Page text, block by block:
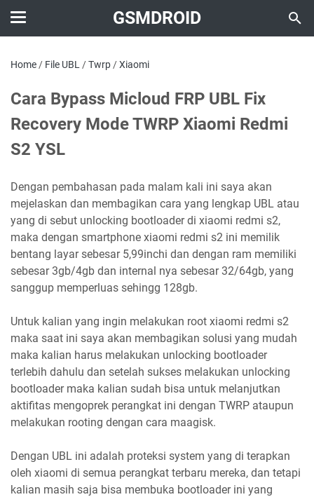
GSMDROID
Home / File UBL /Twrp /Xiaomi
Cara Bypass Micloud FRP UBL Fix
Recovery Mode TWRP Xiaomi Redmi
S2 YSL
Dengan pembahasan pada malam kali ini saya akan
mejelaskan dan membagikan cara yang lengkap UBL atau
yang di sebut unlocking bootloader di xiaomi redmi s2,
maka dengan smartphone xiaomi redmi s2 ini memilik
bentang layar sebesar 5,99inchi dan dengan ram memiliki
sebesar 3gb/4gb dan internal nya sebesar 32/64gb, yang
sanggup memperluas sehingg 128gb.
Untuk kalian yang ingin melakukan root xiaomi redmi s2
maka saat ini saya akan membagikan solusi yang mudah
maka kalian harus melakukan unlocking bootloader
terlebih dahulu dan setelah sukses melakukan unlocking
bootloader maka kalian sudah bisa untuk melanjutkan
aktifitas mengoprek perangkat ini dengan TWRP ataupun
melakukan rooting dengan cara maagisk.
Dengan UBL ini adalah proteksi system yang di terapkan
oleh xiaomi di semua perangkat terbaru mereka, dan tetapi
kalian masih saja bisa membuka bootloader ini yang